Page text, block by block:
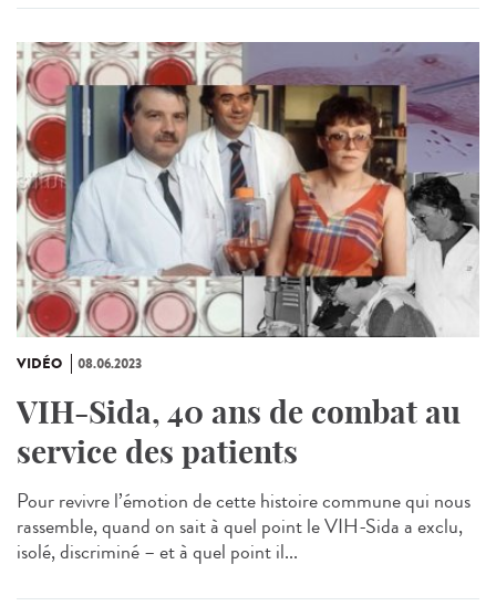
VIDÉO 08.06.2023
VIH-Sida, 40 ans de combat au
service des patients
Pour revivre l’émotion de cette histoire commune qui nous
rassemble, quand on sait à quel point le VIH-Sida a exclu,
isolé, discriminé – et à quel point il...